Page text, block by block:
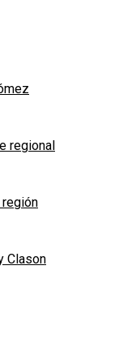
regional
Clason